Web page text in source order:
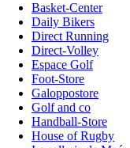
Basket-Center
Daily Bikers
Direct Running
Direct-Volley
Espace Golf
Foot-Store
Galoppostore
Golf and co
Handball-Store
House of Rugby